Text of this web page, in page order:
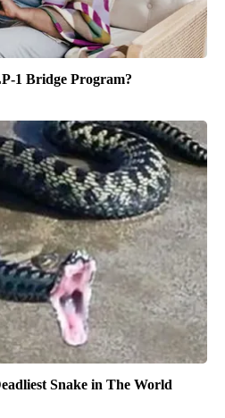
1 Bridge Program?
Snake in The World